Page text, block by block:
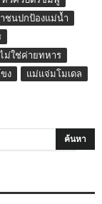
ชนปกป้องแม่น้ำ
ม่ใช่ค่ายทหาร
ง
แม่แจ่มโมเดล